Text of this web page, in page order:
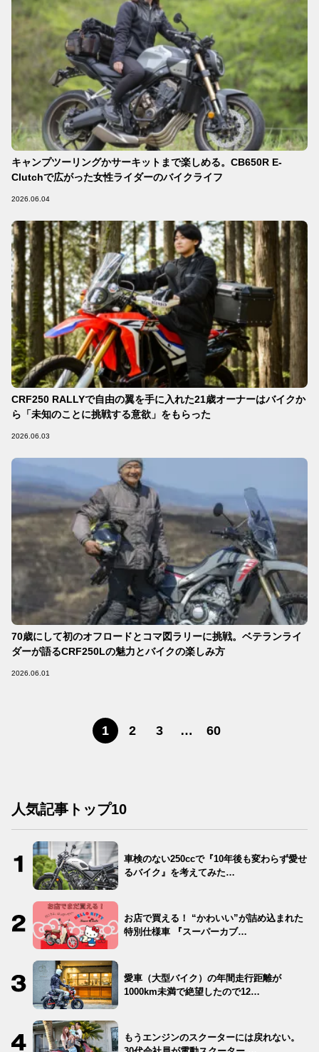
キャンプツーリングかサーキットまで楽しめる。CB650R E-
Clutchで広がった女性ライダーのバイクライフ
2026.06.04
CRF250 RALLYで自由の翼を手に入れた21歳オーナーはバイクか
ら「未知のことに挑戦する意欲」をもらった
2026.06.03
70歳にして初のオフロードとコマ図ラリーに挑戦。ベテランライ
ダーが語るCRF250Lの魅力とバイクの楽しみ方
2026.06.01
1 2 3 … 60
人気記事トップ10
車検のない250ccで『10年後も変わらず愛せ
るバイク』を考えてみた…
お店で買える！ “かわいい”が詰め込まれた
特別仕様車 『スーパーカブ…
愛車（大型バイク）の年間走行距離が
1000km未満で絶望したので12…
もうエンジンのスクーターには戻れない。